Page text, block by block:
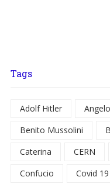
Tags
Adolf Hitler
Benito Mussolini
Caterina
CERN
Confucio
Covid 19